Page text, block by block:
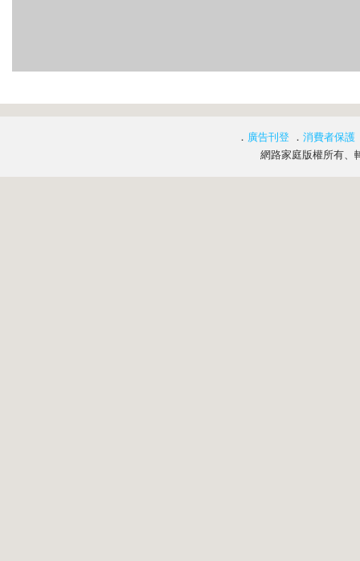
． 廣告刊登 ． 消費者保護
網路家庭版權所有、